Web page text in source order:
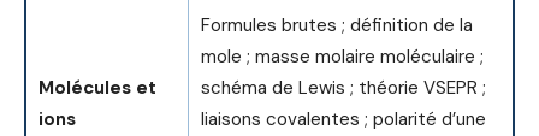
Molécules et
ions
Formules brutes ; définition de la
mole ; masse molaire moléculaire ;
schéma de Lewis ; théorie VSEPR ;
liaisons covalentes ; polarité d’une